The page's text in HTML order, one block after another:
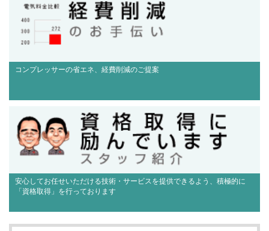
コンプレッサーの省エネ、経費削減のご提案
安心してお任せいただける技術・サービスを提供できるよう、積極的に
「資格取得」を行っております